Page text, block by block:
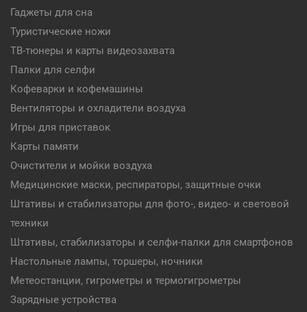
Гаджеты для сна
Туристические ножи
ТВ-тюнеры и карты видеозахвата
Палки для селфи
Кофеварки и кофемашины
Вентиляторы и охладители воздуха
Игры для приставок
Карты памяти
Очистители и мойки воздуха
Медицинские маски, респираторы, защитные очки
Штативы и стабилизаторы для фото-, видео- и световой
техники
Штативы, стабилизаторы и селфи-палки для смартфонов
Настольные лампы, торшеры, ночники
Метеостанции, гигрометры и термогигрометры
Зарядные устройства